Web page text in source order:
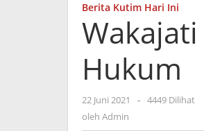
Berita Kutim Hari Ini
Hukum
22 Juni 2021
oleh
- 4449 Dilihat
oleh Admin